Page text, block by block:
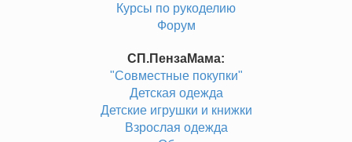
Курсы по рукоделию
Форум
СП.ПензаМама:
"Совместные покупки"
Детская одежда
Детские игрушки и книжки
Взрослая одежда